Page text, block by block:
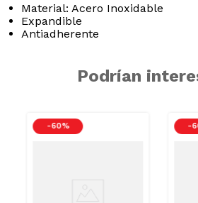
Material: Acero Inoxidable
Expandible
Antiadherente
Podrían
-60 % -